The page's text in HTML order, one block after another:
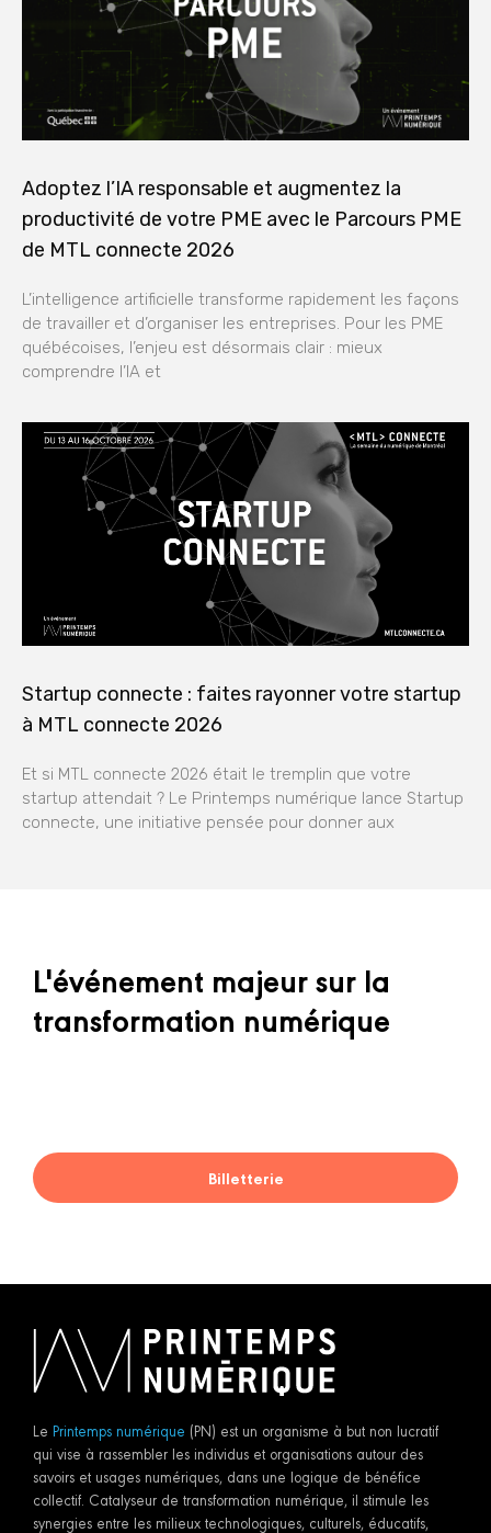
Adoptez l’IA responsable et augmentez la
productivité de votre PME avec le Parcours PME
de MTL connecte 2026
L’intelligence artificielle transforme rapidement les façons
de travailler et d’organiser les entreprises. Pour les PME
québécoises, l’enjeu est désormais clair : mieux
comprendre l’IA et
Startup connecte : faites rayonner votre startup
à MTL connecte 2026
Et si MTL connecte 2026 était le tremplin que votre
startup attendait ? Le Printemps numérique lance Startup
connecte, une initiative pensée pour donner aux
L'événement majeur sur la
transformation numérique
Billetterie
Le Printemps numérique (PN) est un organisme à but non lucratif
qui vise à rassembler les individus et organisations autour des
savoirs et usages numériques, dans une logique de bénéfice
collectif. Catalyseur de transformation numérique, il stimule les
synergies entre les milieux technologiques, culturels, éducatifs,